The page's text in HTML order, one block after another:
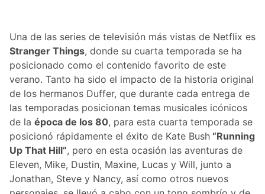
Una de las series de televisión más vistas de Netflix es
Stranger Things, donde su cuarta temporada se ha
posicionado como el contenido favorito de este
verano. Tanto ha sido el impacto de la historia original
de los hermanos Duffer, que durante cada entrega de
las temporadas posicionan temas musicales icónicos
de la época de los 80, para esta cuarta temporada se
posicionó rápidamente el éxito de Kate Bush “Running
Up That Hill”, pero en esta ocasión las aventuras de
Eleven, Mike, Dustin, Maxine, Lucas y Will, junto a
Jonathan, Steve y Nancy, así como otros nuevos